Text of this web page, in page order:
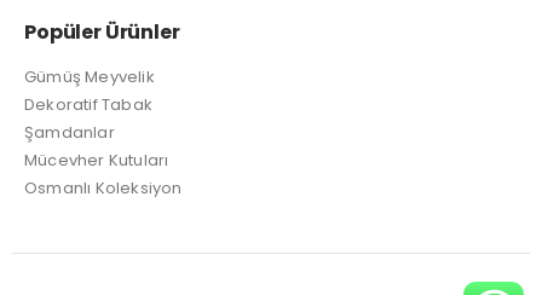
Popüler Ürünler
Gümüş Meyvelik
Dekoratif Tabak
Şamdanlar
Mücevher Kutuları
Osmanlı Koleksiyon